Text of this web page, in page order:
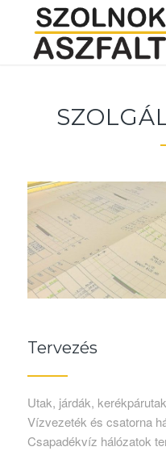
Tervezés
Utak, járdák,
Vízvezeték és csatorna
Csapadékvíz hálózatok